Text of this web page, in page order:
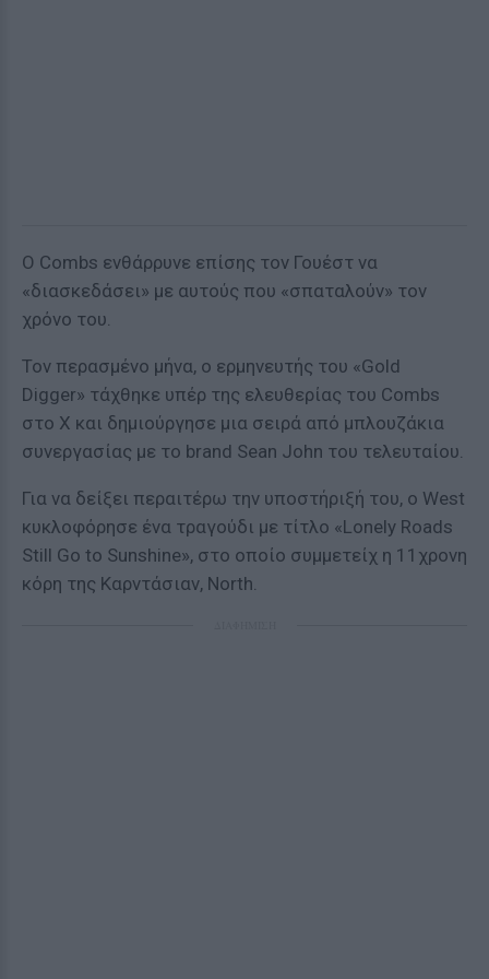
Ο Combs ενθάρρυνε επίσης τον Γουέστ να
«διασκεδάσει» με αυτούς που «σπαταλούν» τον
χρόνο του.
Τον περασμένο μήνα, ο ερμηνευτής του «Gold
Digger» τάχθηκε υπέρ της ελευθερίας του Combs
στο X και δημιούργησε μια σειρά από μπλουζάκια
συνεργασίας με το brand Sean John του τελευταίου.
Για να δείξει περαιτέρω την υποστήριξή του, ο West
κυκλοφόρησε ένα τραγούδι με τίτλο «Lonely Roads
Still Go to Sunshine», στο οποίο συμμετείχ η 11χρονη
κόρη της Καρντάσιαν, North.